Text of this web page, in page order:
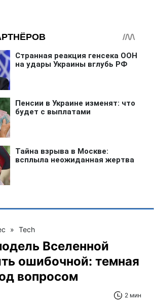
» Tech
Вселенной
ошибочной: темная
вопросом
2 мин